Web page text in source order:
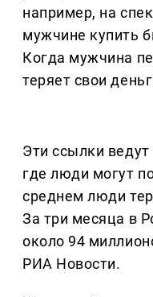
например, на
мужчине купить
Когда мужчина
теряет свои
Эти ссылки
где люди могут
среднем люди
За три месяца в
около 94
РИА Новости.